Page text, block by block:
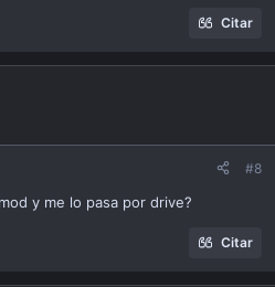
Citar
#8
y me lo pasa por drive?​
Citar